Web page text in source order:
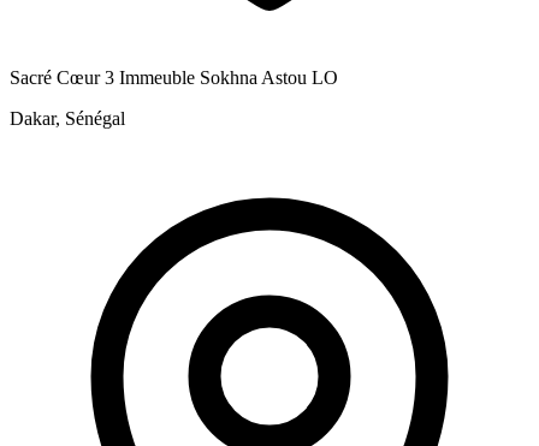
Sacré Cœur 3 Immeuble Sokhna Astou LO
Dakar, Sénégal